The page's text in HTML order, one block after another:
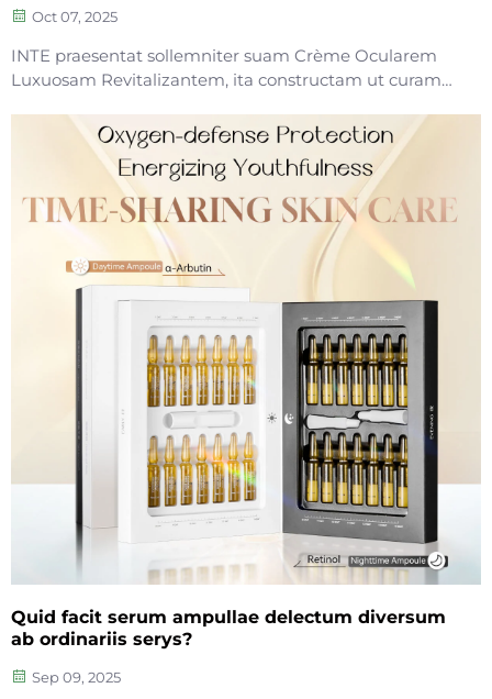
comprehensivarum
Oct 07, 2025
INTE praesentat sollemniter suam Crème Ocularem
Luxuosam Revitalizantem, ita constructam ut curam
patentatas. Imbuitur CalmYang™ (ingredienti leniente
proprio, developito per annos investigationis et
developmentis a coreana B...
Quid facit serum ampullae delectum diversum
ab ordinariis serys?
Sep 09, 2025